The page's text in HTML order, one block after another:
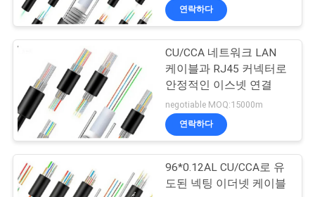
정
보
호
정
책
광섬유 접속 코드
35
연락하다
CU/CCA 네트워크 LAN
케이블과 RJ45 커넥터로
안정적인 이스넷 연결
negotiable MOQ:15000m
연락하다
96*0.12AL CU/CCA로 유
도된 넥팅 이더넷 케이블